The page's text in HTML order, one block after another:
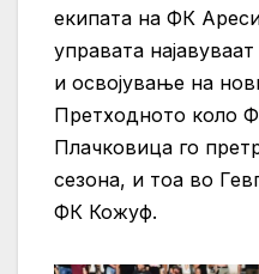
екипата на ФК
управата
и освојување на
Претходното коло
Плачковица го
сезона, и тоа во
ФК Кожуф.